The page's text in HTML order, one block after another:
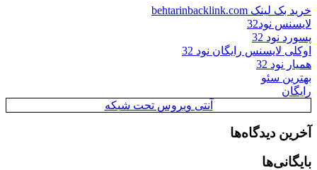
خرید بک لینک behtarinbacklink.com
لایسنس نود32
پسورد نود 32
اوکلی لایسنس رایگان نود 32
همیار نود 32
بهترین سئو
رایگان
آنتی ویروس تحت شبکه
آخرین دیدگاه‌ها
بایگانی‌ها